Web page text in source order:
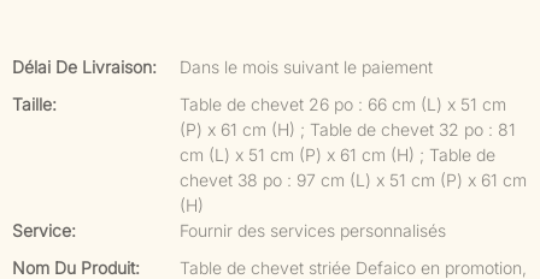
Délai De Livraison:
Dans le mois suivant le paiement
Taille:
Table de chevet 26 po : 66 cm (L) x 51 cm
(P) x 61 cm (H) ; Table de chevet 32 ​​po : 81
cm (L) x 51 cm (P) x 61 cm (H) ; Table de
chevet 38 po : 97 cm (L) x 51 cm (P) x 61 cm
(H)
Service:
Fournir des services personnalisés
Nom Du Produit:
Table de chevet striée Defaico en promotion,